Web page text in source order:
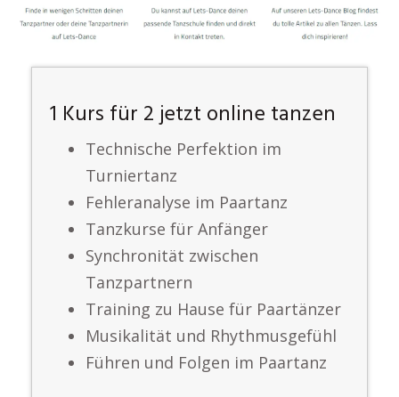
1 Kurs für 2 jetzt online tanzen
Technische Perfektion im
Turniertanz
Fehleranalyse im Paartanz
Tanzkurse für Anfänger
Synchronität zwischen
Tanzpartnern
Training zu Hause für Paartänzer
Musikalität und Rhythmusgefühl
Führen und Folgen im Paartanz